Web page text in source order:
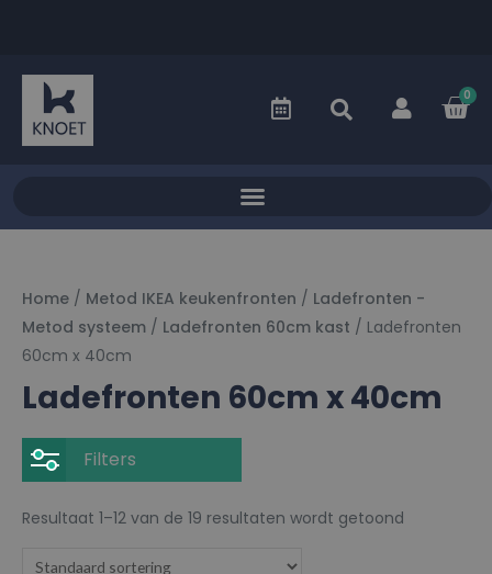
0
Home / Metod IKEA keukenfronten / Ladefronten -
Metod systeem / Ladefronten 60cm kast / Ladefronten
60cm x 40cm
Ladefronten 60cm x 40cm
Filters
Resultaat 1–12 van de 19 resultaten wordt getoond